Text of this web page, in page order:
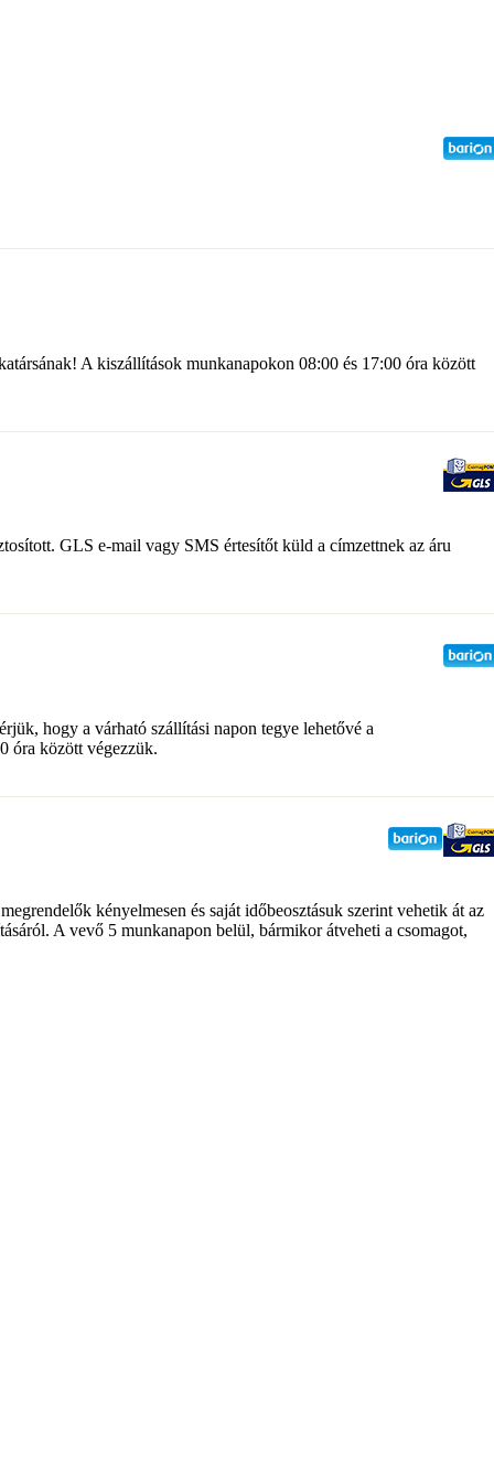
A kiszállítások munkanapokon 08:00 és 17:00 óra között
GLS e-mail vagy SMS értesítőt küld a címzettnek az áru
hogy a várható szállítási napon tegye lehetővé a
óra között végezzük.
kényelmesen és saját időbeosztásuk szerint vehetik át az
A vevő 5 munkanapon belül, bármikor átveheti a csomagot,